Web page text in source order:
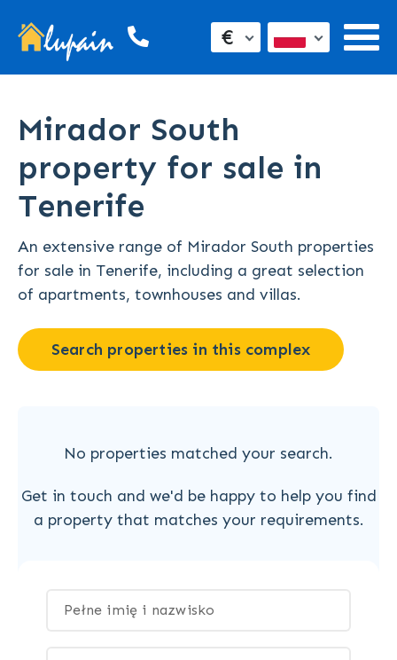
€
Mirador South
property for sale in
Tenerife
An extensive range of Mirador South properties
for sale in Tenerife, including a great selection
of apartments, townhouses and villas.
Search properties in this complex
No properties matched your search.
Get in touch and we'd be happy to help you find
a property that matches your requirements.